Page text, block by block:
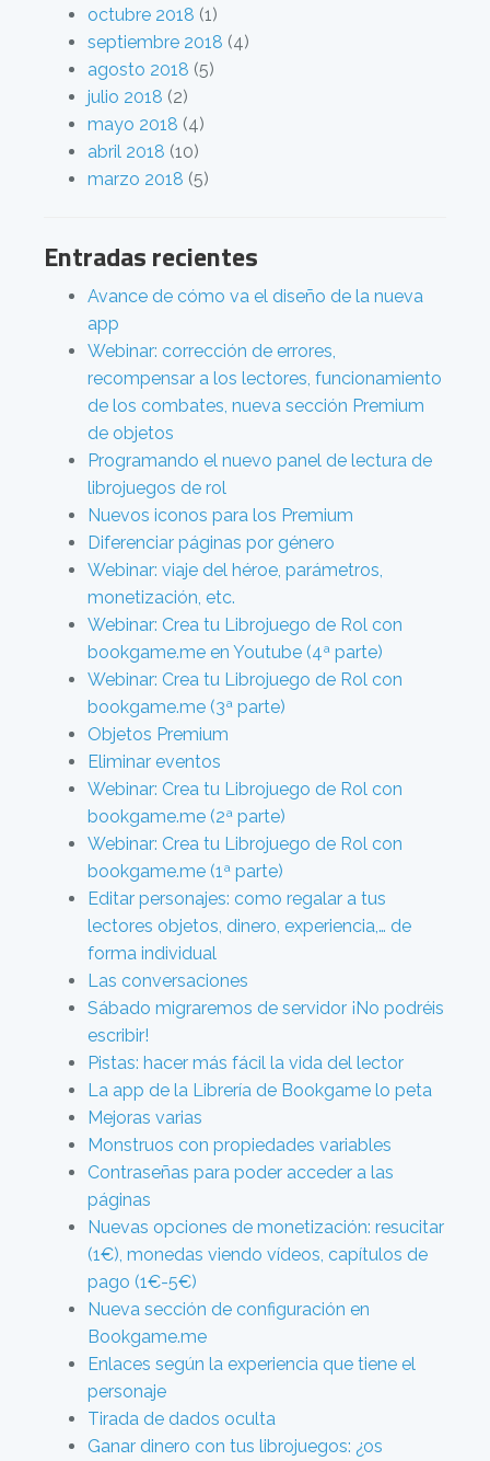
octubre 2018 (1)
septiembre 2018 (4)
agosto 2018 (5)
julio 2018 (2)
mayo 2018 (4)
abril 2018 (10)
marzo 2018 (5)
Entradas recientes
Avance de cómo va el diseño de la nueva
app
Webinar: corrección de errores,
recompensar a los lectores, funcionamiento
de los combates, nueva sección Premium
de objetos
Programando el nuevo panel de lectura de
librojuegos de rol
Nuevos iconos para los Premium
Diferenciar páginas por género
Webinar: viaje del héroe, parámetros,
monetización, etc.
Webinar: Crea tu Librojuego de Rol con
bookgame.me en Youtube (4ª parte)
Webinar: Crea tu Librojuego de Rol con
bookgame.me (3ª parte)
Objetos Premium
Eliminar eventos
Webinar: Crea tu Librojuego de Rol con
bookgame.me (2ª parte)
Webinar: Crea tu Librojuego de Rol con
bookgame.me (1ª parte)
Editar personajes: como regalar a tus
lectores objetos, dinero, experiencia,… de
forma individual
Las conversaciones
Sábado migraremos de servidor ¡No podréis
escribir!
Pistas: hacer más fácil la vida del lector
La app de la Librería de Bookgame lo peta
Mejoras varias
Monstruos con propiedades variables
Contraseñas para poder acceder a las
páginas
Nuevas opciones de monetización: resucitar
(1€), monedas viendo vídeos, capítulos de
pago (1€-5€)
Nueva sección de configuración en
Bookgame.me
Enlaces según la experiencia que tiene el
personaje
Tirada de dados oculta
Ganar dinero con tus librojuegos: ¿os